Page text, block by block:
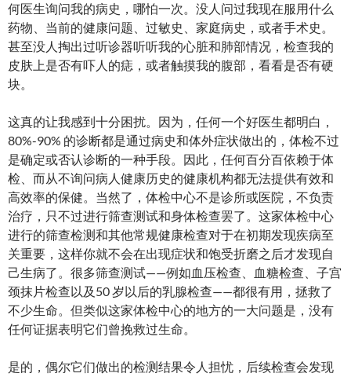
何医生询问我的病史，哪怕一次。没人问过我现在服用什么
药物、当前的健康问题、过敏史、家庭病史，或者手术史。
甚至没人掏出过听诊器听听我的心脏和肺部情况，检查我的
皮肤上是否有吓人的痣，或者触摸我的腹部，看看是否有硬
块。
这真的让我感到十分困扰。因为，任何一个好医生都明白，
80%-90% 的诊断都是通过病史和体外症状做出的，体检不过
是确定或否认诊断的一种手段。因此，任何百分百依赖于体
检、而从不询问病人健康历史的健康机构都无法提供有效和
高效率的保健。当然了，体检中心不是诊所或医院，不负责
治疗，只不过进行筛查测试和身体检查罢了。这家体检中心
进行的筛查检测和其他常规健康检查对于在初期发现疾病至
关重要，这样你就不会在出现症状和饱受折磨之后才发现自
己生病了。很多筛查测试——例如血压检查、血糖检查、子宫
颈抹片检查以及50 岁以后的乳腺检查——都很有用，拯救了
不少生命。但类似这家体检中心的地方的一大问题是，没有
任何证据表明它们曾挽救过生命。
是的，偶尔它们做出的检测结果令人担忧，后续检查会发现